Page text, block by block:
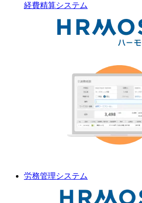
経費精算システム
労務管理システム